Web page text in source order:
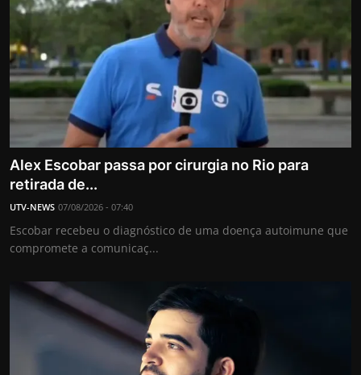
Alex Escobar passa por cirurgia no Rio para
retirada de...
UTV-NEWS 07/08/2026 - 07:40
Escobar recebeu o diagnóstico de uma doença autoimune que
compromete a comunicaç...